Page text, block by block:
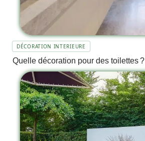
DÉCORATION INTERIEURE
Quelle décoration pour des toilettes ?